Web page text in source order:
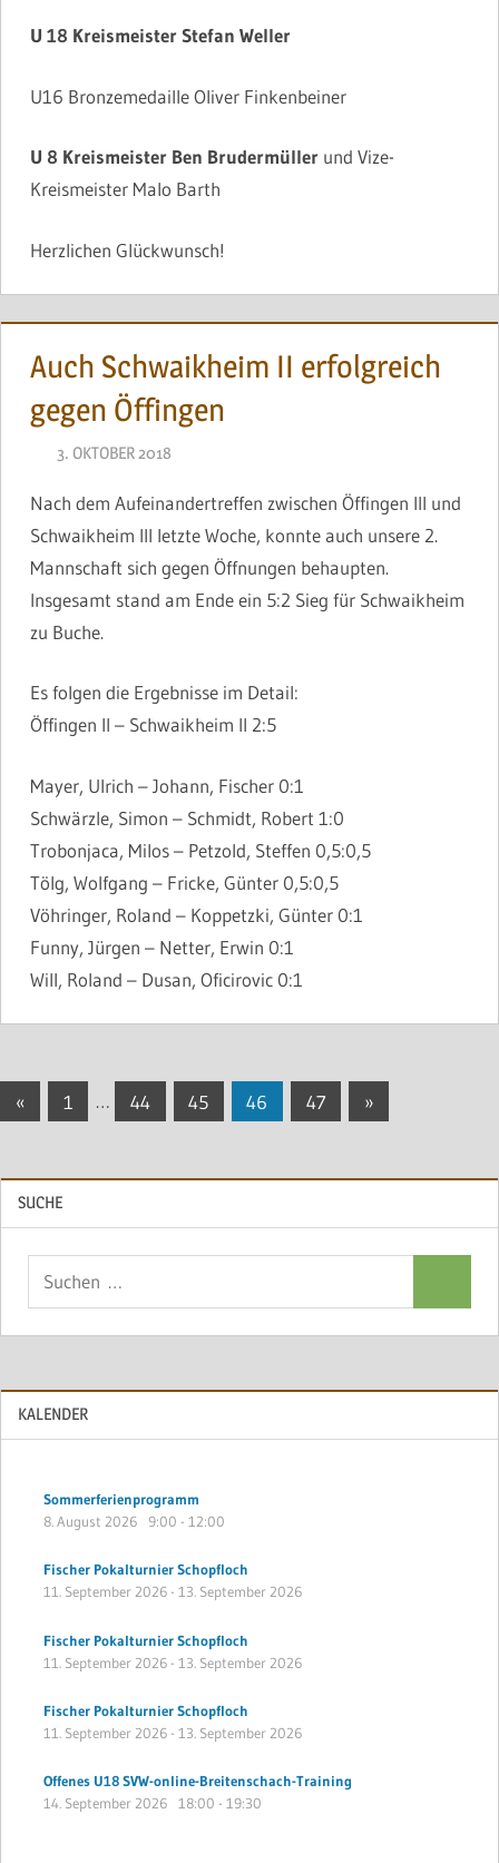
U 18 Kreismeister Stefan Weller
U16 Bronzemedaille Oliver Finkenbeiner
U 8 Kreismeister Ben Brudermüllerund Vize-
Kreismeister Malo Barth
Herzlichen Glückwunsch!
Auch Schwaikheim II erfolgreich
gegen Öffingen
3. OKTOBER 2018
Nach dem Aufeinandertreffen zwischen Öffingen III und
Schwaikheim III letzte Woche, konnte auch unsere 2.
Mannschaft sich gegen Öffnungen behaupten.
Insgesamt stand am Ende ein 5:2 Sieg für Schwaikheim
zu Buche.
Es folgen die Ergebnisse im Detail:
Öffingen II – Schwaikheim II 2:5
Mayer, Ulrich – Johann, Fischer 0:1
Schwärzle, Simon – Schmidt, Robert 1:0
Trobonjaca, Milos – Petzold, Steffen 0,5:0,5
Tölg, Wolfgang – Fricke, Günter 0,5:0,5
Vöhringer, Roland – Koppetzki, Günter 0:1
Funny, Jürgen – Netter, Erwin 0:1
Will, Roland – Dusan, Oficirovic 0:1
Seitennummerierung
Beiträge
« Vorherige
1 … 44 45 46 47
Nächste
»
SUCHE
KALENDER
Sommerferienprogramm
8. August 2026 9:00 - 12:00
Fischer Pokalturnier Schopfloch
11. September 2026- 13. September 2026
Fischer Pokalturnier Schopfloch
11. September 2026- 13. September 2026
Fischer Pokalturnier Schopfloch
11. September 2026- 13. September 2026
Offenes U18 SVW-online-Breitenschach-Training
14. September 2026 18:00 - 19:30